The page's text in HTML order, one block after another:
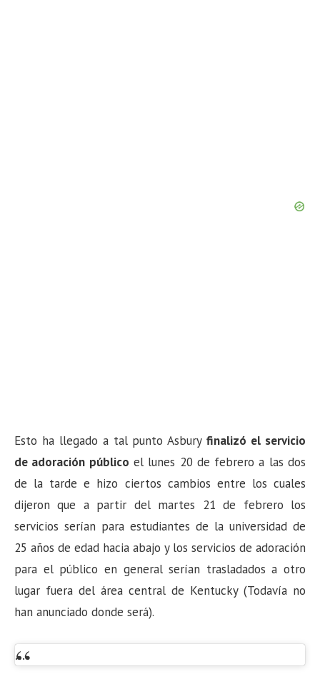
Esto ha llegado a tal punto Asburyfinalizó el servicio
de adoración público el lunes 20 de febrero a las dos
de la tarde e hizo ciertos cambios entre los cuales
dijeron que a partir del martes 21 de febrero los
servicios serían para estudiantes de la universidad de
25 años de edad hacia abajo y los servicios de adoración
para el público en general serían trasladados a otro
lugar fuera del área central de Kentucky (Todavía no
han anunciado donde será).
…